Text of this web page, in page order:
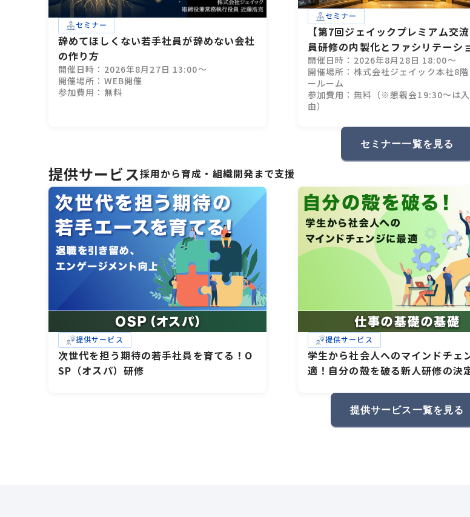
セミナー
辞めてほしくない若手社員が辞めない会社
の作り方
開催日時：2026年8月27日 13:00～
開催場所：WEB開催
参加費用：無料
セミナー
【第7回ジェイックプレミアム交
員研修の内製化とファシリテーシ
ツ
開催日時：2026年8月28日 18:00～
開催場所：株式会社ジェイック本社8
ールーム
参加費用：無料（※懇親会19:30～は
由）
セミナー一覧を見る
提供サービス採用から育成・組織開発まで支援
提供サービス
次世代を担う期待の若手社員を育てる！O
SP（オスパ）研修
提供サービス
学生から社会人へのマインドチェ
適！自分の殻を破る新人研修の決
提供サービス一覧を見る